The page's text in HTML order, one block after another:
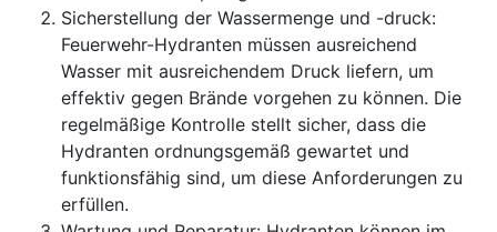
Sicherstellung der Wassermenge und -druck:
Feuerwehr-Hydranten müssen ausreichend
Wasser mit ausreichendem Druck liefern, um
effektiv gegen Brände vorgehen zu können. Die
regelmäßige Kontrolle stellt sicher, dass die
Hydranten ordnungsgemäß gewartet und
funktionsfähig sind, um diese Anforderungen zu
erfüllen.